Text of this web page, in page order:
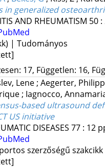
in generalized
AND RHEUMATISM 50:
| Tudományos
17, Független: 16,
Lene; Aegerter,
; Iagnocco,
based ultrasound
US initiative
DISEASES 77: 12
szerzőségű